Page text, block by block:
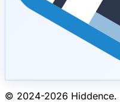
© 2024-2026 Hiddence.